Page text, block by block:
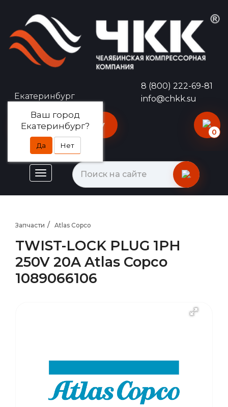
Екатеринбург
Ваш город
Екатеринбург?
Да Нет
8 (800) 222-69-81
info@chkk.su
Оставить заявку
0
Запчасти Atlas Copco
TWIST-LOCK PLUG 1PH
250V 20A Atlas Copco
1089066106